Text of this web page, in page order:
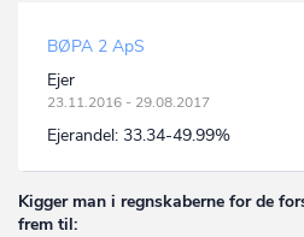
BØPA 2 ApS
Ejer
23.11.2016 - 29.08.2017
Ejerandel: 33.34-49.99%
Kigger man i regnskaberne for de
frem til: